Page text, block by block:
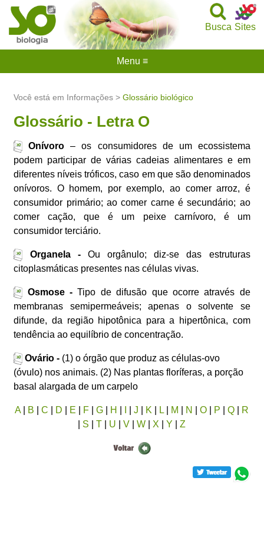
Sites
Busca
Você está em Informações >Glossário biológico
Glossário - Letra O
Onívoro – os consumidores de um ecossistema
podem participar de várias cadeias alimentares e em
diferentes níveis tróficos, caso em que são denominados
onívoros. O homem, por exemplo, ao comer arroz, é
consumidor primário; ao comer carne é secundário; ao
comer cação, que é um peixe carnívoro, é um
consumidor terciário.
Organela -Ou orgânulo; diz-se das estruturas
citoplasmáticas presentes nas células vivas.
Osmose - Tipo de difusão que ocorre através de
membranas semipermeáveis; apenas o solvente se
difunde, da região hipotônica para a hipertônica, com
tendência ao equilíbrio de concentração.
Ovário - (1) o órgão que produz as células-ovo
(óvulo) nos animais. (2) Nas plantas floríferas, a porção
basal alargada de um carpelo
A| B |C D E F |G H |J K L M N |O P |Q
R
S |T U |V |W X |Y |Z